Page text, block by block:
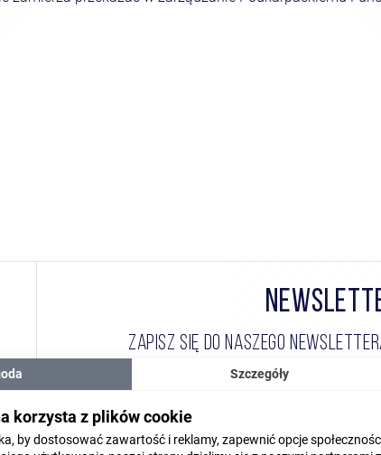
ZAPISZ SIĘ DO NASZEGO
Wyrażam zgodę na przetwarzanie moich
Szczegóły
korzysta z plików cookie
by dostosować zawartość i reklamy, zapewnić opcje